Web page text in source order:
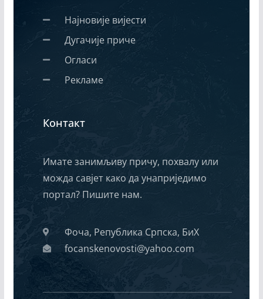
Најновије вијести
Дугачије приче
Огласи
Рекламе
Контакт
Имате занимљиву причу, похвалу или
можда савјет како да унаприједимо
портал? Пишите нам.
Фоча, Република Српска, БиХ
focanskenovosti@yahoo.com